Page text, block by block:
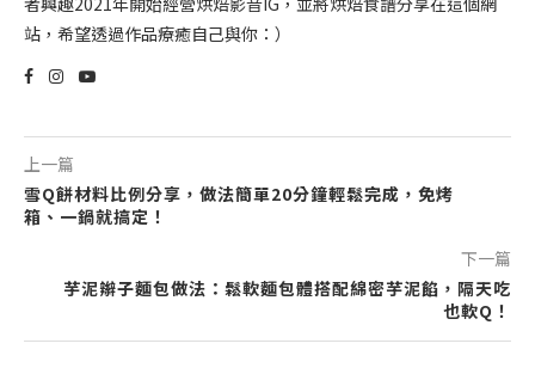
站，希望透過作品療癒自己與你：）
上一篇
雪Q餅材料比例分享，做法簡單20分鐘輕鬆完成，免烤
箱、一鍋就搞定！
下一篇
芋泥辮子麵包做法：鬆軟麵包體搭配綿密芋泥餡，隔天吃
也軟Q！